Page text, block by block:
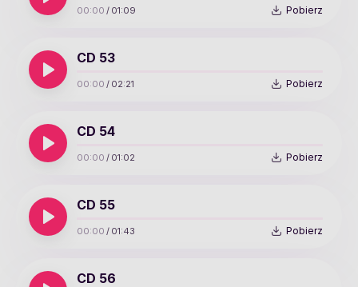
00:00 / 01:09 Pobierz
CD 53
00:00 / 02:21 Pobierz
CD 54
00:00 / 01:02 Pobierz
CD 55
00:00 / 01:43 Pobierz
CD 56